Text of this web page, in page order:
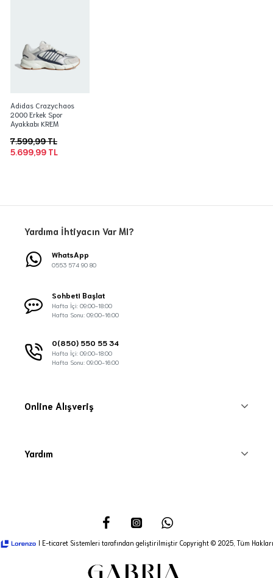
Adidas Crazychaos
2000 Erkek Spor
Ayakkabı KREM
5.699,99 TL
7.599,99 TL
Yardıma İhtiyacın Var MI?
WhatsApp
0553 574 90 80
Sohbeti Başlat
Hafta İçi: 09:00-18:00
Hafta Sonu: 09:00-16:00
0(850) 550 55 34
Hafta İçi: 09:00-18:00
Hafta Sonu: 09:00-16:00
Online Alışveriş
Yardım
I E-ticaret Sistemleri tarafından geliştirilmiştir Copyright © 2025, Tüm Hakları